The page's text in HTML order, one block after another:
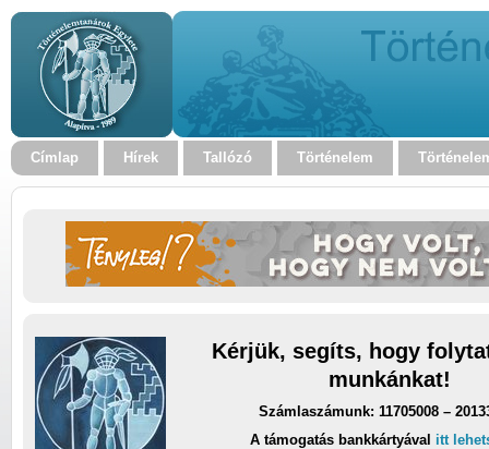
Címlap Hírek Tallózó Történelem
Kérjük, segíts, hogy
munkánkat!
Számlaszámunk: 11705008 –
A támogatás bankkártyával itt